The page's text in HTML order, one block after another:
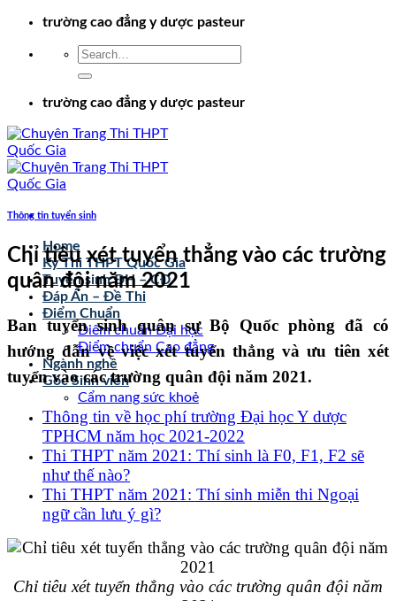
Chuyểntrường cao đẳng y dược pasteur
trường cao đẳng y dược pasteur
Home
Kỳ Thi THPT Quốc Gia
Tuyển sinh ĐH – CĐ
Đáp Án – Đề Thi
Điểm Chuẩn
Điểm chuẩn Đại học
Điểm chuẩn Cao đẳng
Ngành nghề
Góc Sinh viên
Cẩm nang sức khoẻ
Thông tin tuyển sinh
Chỉ tiêu xét tuyển thẳng vào các trường
quân đội năm 2021
Ban tuyển sinh quân sự Bộ Quốc phòng đã có
hướng dẫn về việc xét tuyển thẳng và ưu tiên xét
tuyển vào các trường quân đội năm 2021.
Thông tin về học phí trường Đại học Y dược
TPHCM năm học 2021-2022
Thi THPT năm 2021: Thí sinh là F0, F1, F2 sẽ
như thế nào?
Thi THPT năm 2021: Thí sinh miễn thi Ngoại
ngữ cần lưu ý gì?
Chỉ tiêu xét tuyển thẳng vào các trường quân đội năm